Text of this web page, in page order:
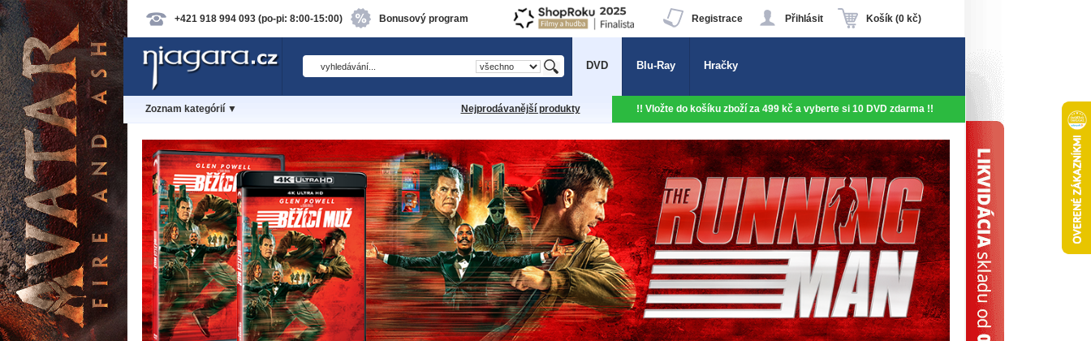
+421 918 994 093 (po-pi: 8:00-15:00) Bonusový program Košík (0 kč)
Přihlásit
Registrace
DVD Blu-Ray Hračky
Zoznam kategórií ▼ Nejprodávanější produkty !! Vložte do košíku zboží za 499 kč a vyberte si 10 DVD zdarma !!